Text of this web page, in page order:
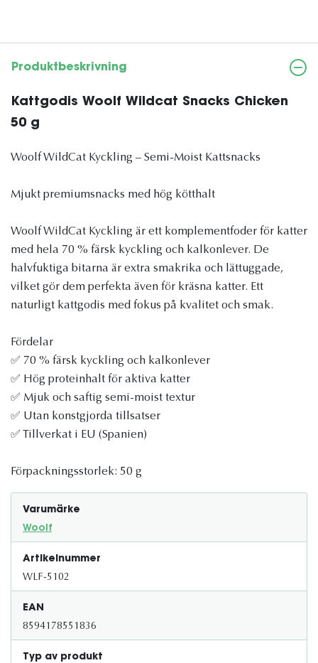
Produktbeskrivning
Kattgodis Woolf Wildcat Snacks Chicken
50 g
Woolf WildCat Kyckling – Semi-Moist Kattsnacks
Mjukt premiumsnacks med hög kötthalt
Woolf WildCat Kyckling är ett komplementfoder för katter
med hela 70 % färsk kyckling och kalkonlever. De
halvfuktiga bitarna är extra smakrika och lättuggade,
vilket gör dem perfekta även för kräsna katter. Ett
naturligt kattgodis med fokus på kvalitet och smak.
Fördelar
✅ 70 % färsk kyckling och kalkonlever
✅ Hög proteinhalt för aktiva katter
✅ Mjuk och saftig semi-moist textur
✅ Utan konstgjorda tillsatser
✅ Tillverkat i EU (Spanien)
Förpackningsstorlek: 50 g
Varumärke
Woolf
Artikelnummer
WLF-5102
EAN
8594178551836
Typ av produkt